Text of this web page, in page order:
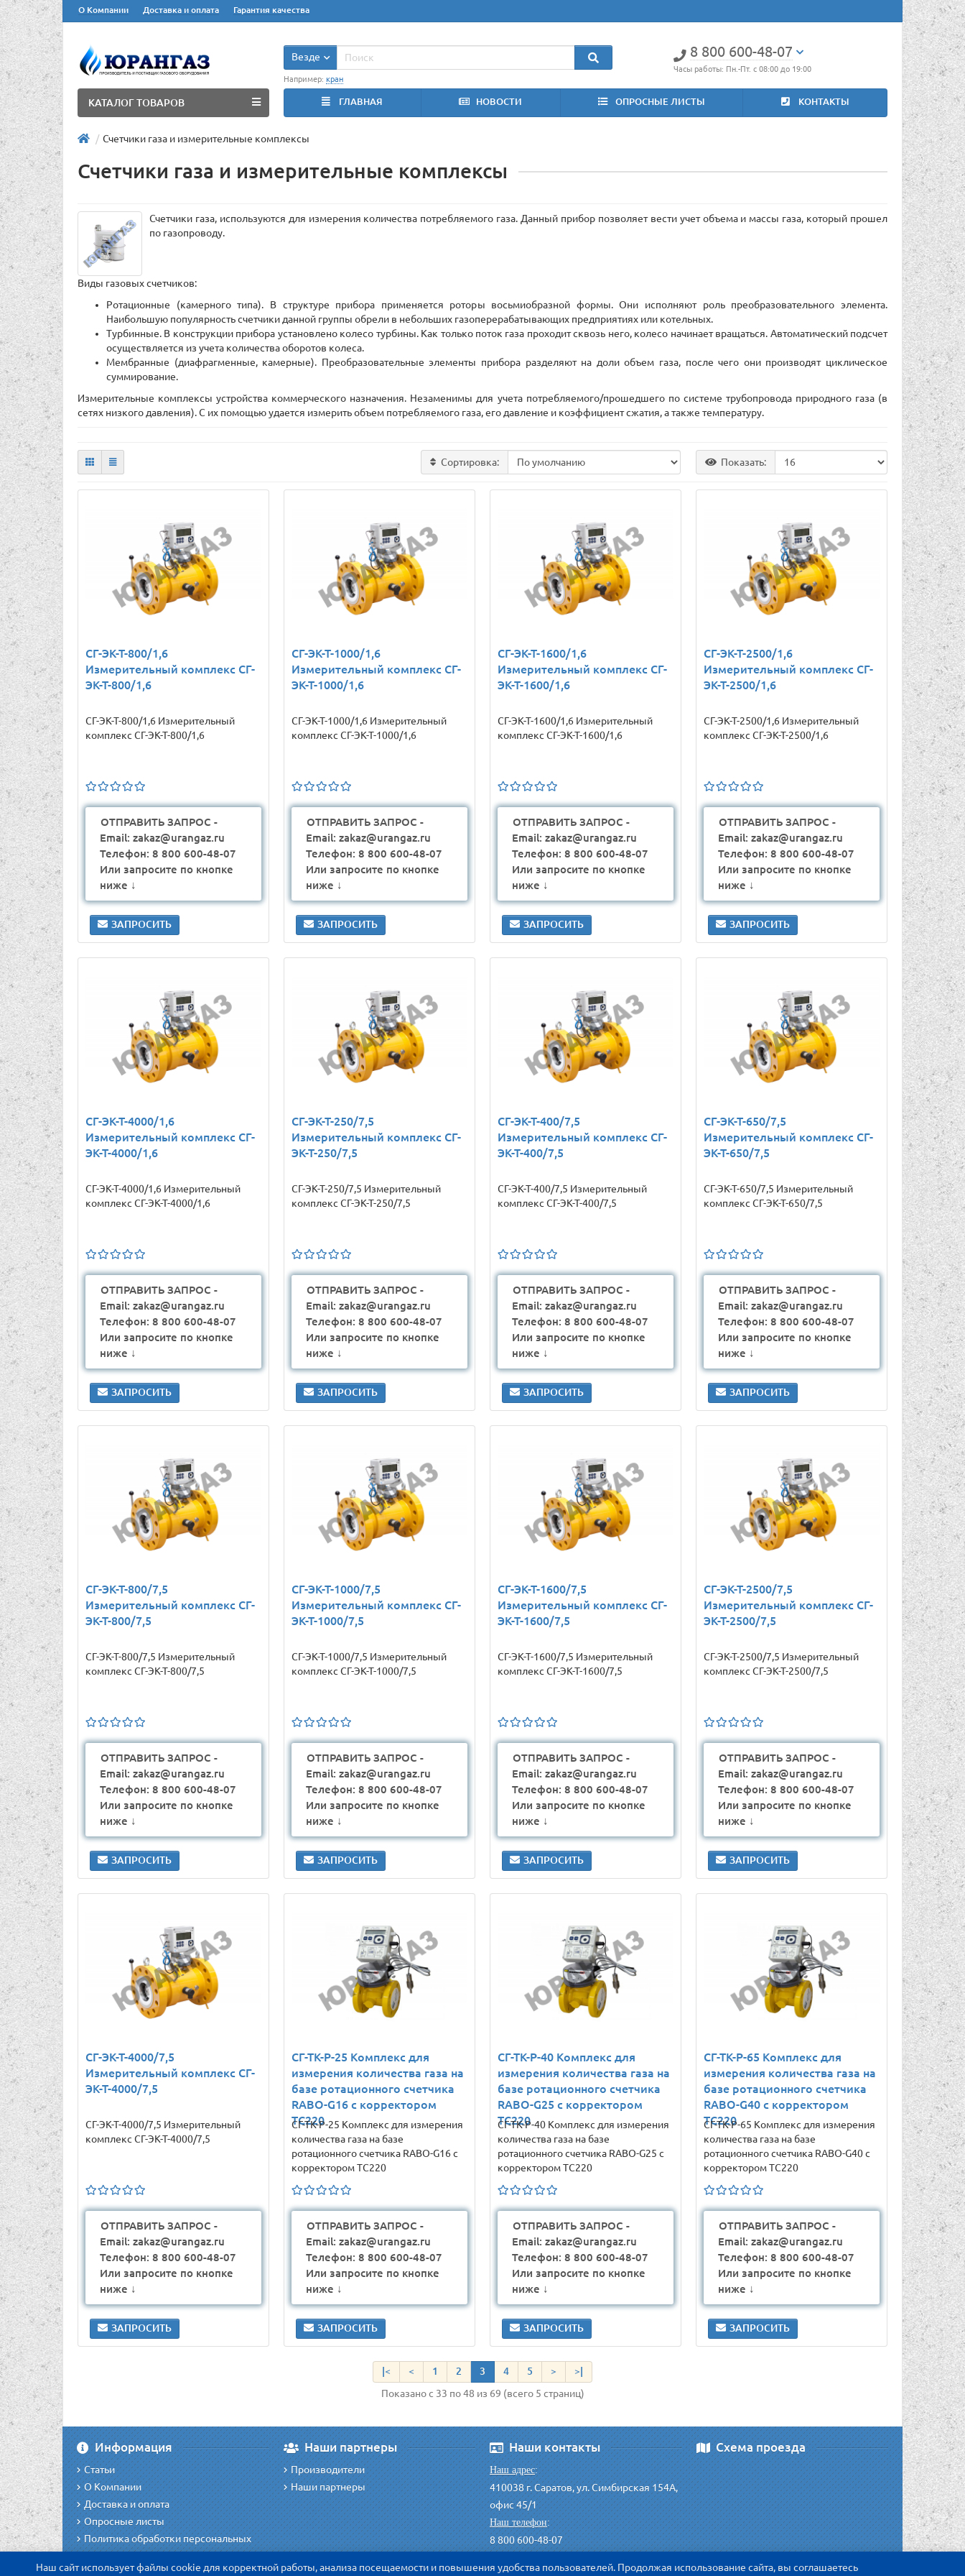
О Компании Доставка и оплата Гарантия качества
8 800 600-48-07
Часы работы: Пн.-Пт. с 08:00 до 19:00
Везде
Например: кран
ГЛАВНАЯ НОВОСТИ ОПРОСНЫЕ ЛИСТЫ КОНТАКТЫ
КАТАЛОГ ТОВАРОВ
Счетчики газа и измерительные комплексы
Счетчики газа и измерительные комплексы
Счетчики газа, используются для измерения количества потребляемого газа. Данный прибор позволяет вести учет объема и массы газа, который прошел
по газопроводу.
Виды газовых счетчиков:
Ротационные (камерного типа). В структуре прибора применяется роторы восьмиобразной формы. Они исполняют роль преобразовательного элемента.
Наибольшую популярность счетчики данной группы обрели в небольших газоперерабатывающих предприятиях или котельных.
Турбинные. В конструкции прибора установлено колесо турбины. Как только поток газа проходит сквозь него, колесо начинает вращаться. Автоматический подсчет
осуществляется из учета количества оборотов колеса.
Мембранные (диафрагменные, камерные). Преобразовательные элементы прибора разделяют на доли объем газа, после чего они производят циклическое
суммирование.
Измерительные комплексы устройства коммерческого назначения. Незаменимы для учета потребляемого/прошедшего по системе трубопровода природного газа (в
сетях низкого давления). С их помощью удается измерить объем потребляемого газа, его давление и коэффициент сжатия, а также температуру.
Сортировка: Показать:
СГ-ЭК-Т-800/1,6
Измерительный комплекс СГ-
ЭК-Т-800/1,6
СГ-ЭК-Т-800/1,6 Измерительный
комплекс СГ-ЭК-Т-800/1,6
ОТПРАВИТЬ ЗАПРОС -
Email: zakaz@urangaz.ru
Телефон: 8 800 600-48-07
Или запросите по кнопке
ниже ↓
ЗАПРОСИТЬ
СГ-ЭК-Т-1000/1,6
Измерительный комплекс СГ-
ЭК-Т-1000/1,6
СГ-ЭК-Т-1000/1,6 Измерительный
комплекс СГ-ЭК-Т-1000/1,6
ОТПРАВИТЬ ЗАПРОС -
Email: zakaz@urangaz.ru
Телефон: 8 800 600-48-07
Или запросите по кнопке
ниже ↓
ЗАПРОСИТЬ
СГ-ЭК-Т-1600/1,6
Измерительный комплекс СГ-
ЭК-Т-1600/1,6
СГ-ЭК-Т-1600/1,6 Измерительный
комплекс СГ-ЭК-Т-1600/1,6
ОТПРАВИТЬ ЗАПРОС -
Email: zakaz@urangaz.ru
Телефон: 8 800 600-48-07
Или запросите по кнопке
ниже ↓
ЗАПРОСИТЬ
СГ-ЭК-Т-2500/1,6
Измерительный комплекс СГ-
ЭК-Т-2500/1,6
СГ-ЭК-Т-2500/1,6 Измерительный
комплекс СГ-ЭК-Т-2500/1,6
ОТПРАВИТЬ ЗАПРОС -
Email: zakaz@urangaz.ru
Телефон: 8 800 600-48-07
Или запросите по кнопке
ниже ↓
ЗАПРОСИТЬ
СГ-ЭК-Т-4000/1,6
Измерительный комплекс СГ-
ЭК-Т-4000/1,6
СГ-ЭК-Т-4000/1,6 Измерительный
комплекс СГ-ЭК-Т-4000/1,6
ОТПРАВИТЬ ЗАПРОС -
Email: zakaz@urangaz.ru
Телефон: 8 800 600-48-07
Или запросите по кнопке
ниже ↓
ЗАПРОСИТЬ
СГ-ЭК-Т-250/7,5
Измерительный комплекс СГ-
ЭК-Т-250/7,5
СГ-ЭК-Т-250/7,5 Измерительный
комплекс СГ-ЭК-Т-250/7,5
ОТПРАВИТЬ ЗАПРОС -
Email: zakaz@urangaz.ru
Телефон: 8 800 600-48-07
Или запросите по кнопке
ниже ↓
ЗАПРОСИТЬ
СГ-ЭК-Т-400/7,5
Измерительный комплекс СГ-
ЭК-Т-400/7,5
СГ-ЭК-Т-400/7,5 Измерительный
комплекс СГ-ЭК-Т-400/7,5
ОТПРАВИТЬ ЗАПРОС -
Email: zakaz@urangaz.ru
Телефон: 8 800 600-48-07
Или запросите по кнопке
ниже ↓
ЗАПРОСИТЬ
СГ-ЭК-Т-650/7,5
Измерительный комплекс СГ-
ЭК-Т-650/7,5
СГ-ЭК-Т-650/7,5 Измерительный
комплекс СГ-ЭК-Т-650/7,5
ОТПРАВИТЬ ЗАПРОС -
Email: zakaz@urangaz.ru
Телефон: 8 800 600-48-07
Или запросите по кнопке
ниже ↓
ЗАПРОСИТЬ
СГ-ЭК-Т-800/7,5
Измерительный комплекс СГ-
ЭК-Т-800/7,5
СГ-ЭК-Т-800/7,5 Измерительный
комплекс СГ-ЭК-Т-800/7,5
ОТПРАВИТЬ ЗАПРОС -
Email: zakaz@urangaz.ru
Телефон: 8 800 600-48-07
Или запросите по кнопке
ниже ↓
ЗАПРОСИТЬ
СГ-ЭК-Т-1000/7,5
Измерительный комплекс СГ-
ЭК-Т-1000/7,5
СГ-ЭК-Т-1000/7,5 Измерительный
комплекс СГ-ЭК-Т-1000/7,5
ОТПРАВИТЬ ЗАПРОС -
Email: zakaz@urangaz.ru
Телефон: 8 800 600-48-07
Или запросите по кнопке
ниже ↓
ЗАПРОСИТЬ
СГ-ЭК-Т-1600/7,5
Измерительный комплекс СГ-
ЭК-Т-1600/7,5
СГ-ЭК-Т-1600/7,5 Измерительный
комплекс СГ-ЭК-Т-1600/7,5
ОТПРАВИТЬ ЗАПРОС -
Email: zakaz@urangaz.ru
Телефон: 8 800 600-48-07
Или запросите по кнопке
ниже ↓
ЗАПРОСИТЬ
СГ-ЭК-Т-2500/7,5
Измерительный комплекс СГ-
ЭК-Т-2500/7,5
СГ-ЭК-Т-2500/7,5 Измерительный
комплекс СГ-ЭК-Т-2500/7,5
ОТПРАВИТЬ ЗАПРОС -
Email: zakaz@urangaz.ru
Телефон: 8 800 600-48-07
Или запросите по кнопке
ниже ↓
ЗАПРОСИТЬ
СГ-ЭК-Т-4000/7,5
Измерительный комплекс СГ-
ЭК-Т-4000/7,5
СГ-ЭК-Т-4000/7,5 Измерительный
комплекс СГ-ЭК-Т-4000/7,5
ОТПРАВИТЬ ЗАПРОС -
Email: zakaz@urangaz.ru
Телефон: 8 800 600-48-07
Или запросите по кнопке
ниже ↓
ЗАПРОСИТЬ
СГ-ТК-Р-25 Комплекс для
измерения количества газа на
базе ротационного счетчика
RABO-G16 с корректором
ТС220
СГ-ТК-Р-25 Комплекс для измерения
количества газа на базе
ротационного счетчика RABO-G16 с
корректором ТС220
ОТПРАВИТЬ ЗАПРОС -
Email: zakaz@urangaz.ru
Телефон: 8 800 600-48-07
Или запросите по кнопке
ниже ↓
ЗАПРОСИТЬ
СГ-ТК-Р-40 Комплекс для
измерения количества газа на
базе ротационного счетчика
RABO-G25 с корректором
ТС220
СГ-ТК-Р-40 Комплекс для измерения
количества газа на базе
ротационного счетчика RABO-G25 с
корректором ТС220
ОТПРАВИТЬ ЗАПРОС -
Email: zakaz@urangaz.ru
Телефон: 8 800 600-48-07
Или запросите по кнопке
ниже ↓
ЗАПРОСИТЬ
СГ-ТК-Р-65 Комплекс для
измерения количества газа на
базе ротационного счетчика
RABO-G40 с корректором
ТС220
СГ-ТК-Р-65 Комплекс для измерения
количества газа на базе
ротационного счетчика RABO-G40 с
корректором ТС220
ОТПРАВИТЬ ЗАПРОС -
Email: zakaz@urangaz.ru
Телефон: 8 800 600-48-07
Или запросите по кнопке
ниже ↓
ЗАПРОСИТЬ
|< < 1 2 3 4 5 >
>|
Показано с 33 по 48 из 69 (всего 5 страниц)
Информация
Статьи
О Компании
Доставка и оплата
Опросные листы
Политика обработки персональных
Согласие на обработку персональных
Наши партнеры
Производители
Наши партнеры
Наши контакты
Наш адрес:
410038 г. Саратов, ул. Симбирская 154А,
офис 45/1
Наш телефон:
8 800 600-48-07
Схема проезда
Наш сайт использует файлы cookie для корректной работы, анализа посещаемости и повышения удобства пользователей. Продолжая использование сайта, вы соглашаетесь